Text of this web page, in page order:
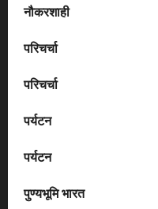
नौकरशाही
परिचर्चा
परिचर्चा
पर्यटन
पर्यटन
पुण्यभूमि भारत